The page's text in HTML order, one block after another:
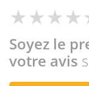
Soyez le
votre avis